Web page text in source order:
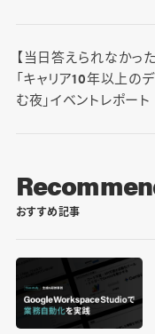
【当日答えられなかっ
「キャリア10年以上の
む夜」イベントレポート
おすすめ記事